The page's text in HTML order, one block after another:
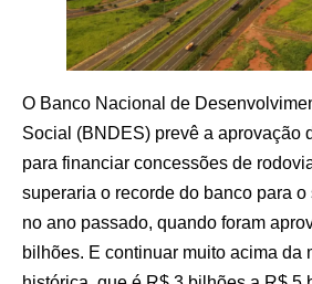
O Banco Nacional de
Social (BNDES) prevê a aprovação
para financiar concessões de
superaria o recorde do banco para
no ano passado, quando foram
bilhões. E continuar muito acima da